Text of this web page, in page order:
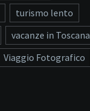
turismo lento
vacanze in Toscana
Viaggio Fotografico